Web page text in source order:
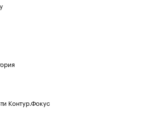
Контур.Фокус